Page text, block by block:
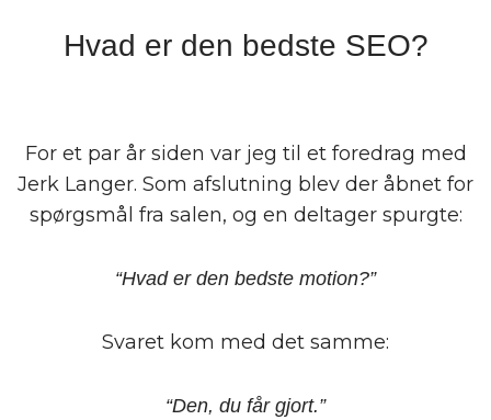
Hvad er den bedste SEO?
For et par år siden var jeg til et foredrag med
Jerk Langer. Som afslutning blev der åbnet for
spørgsmål fra salen, og en deltager spurgte:
“Hvad er den bedste motion?”
Svaret kom med det samme:
“Den, du får gjort.”